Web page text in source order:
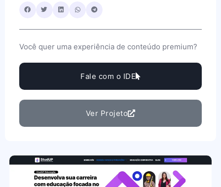
Você quer uma experiência de conteúdo premium?
Fale com o IDE
Ver Projeto